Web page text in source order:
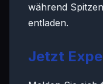
während
entladen.
Jetzt